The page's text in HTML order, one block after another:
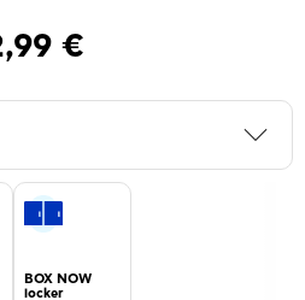
€
BOX NOW
locker